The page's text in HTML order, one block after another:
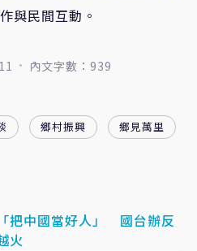
與民間互動。
內文字數：939
鄉村振興 鄉見萬里
把中國當好人」 國台辦反
火